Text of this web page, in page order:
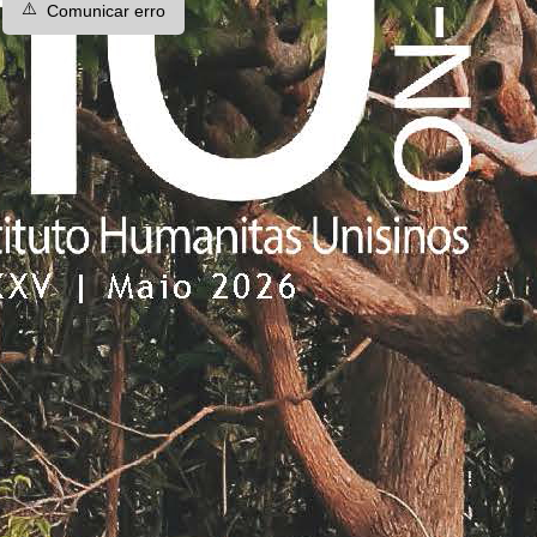
⚠️ Comunicar erro